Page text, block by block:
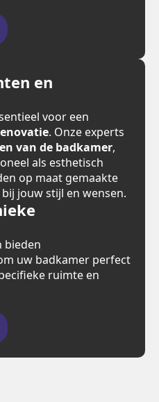
en
voor een
. Onze experts
van de badkamer,
als esthetisch
op maat gemaakte
jouw stijl en wensen.
bieden
uw badkamer perfect
ruimte en